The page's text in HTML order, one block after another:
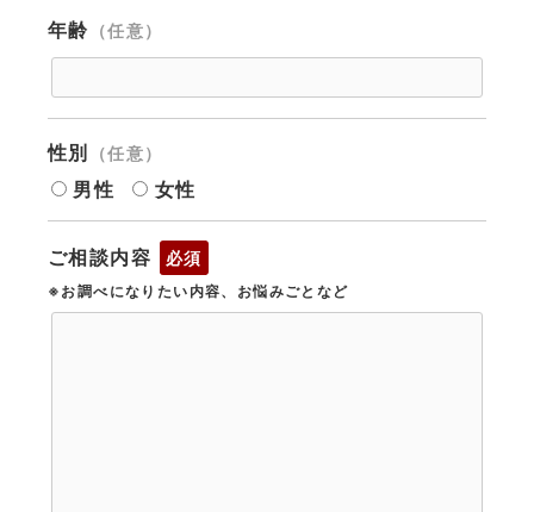
年齢 （任意）
性別 （任意）
男性 女性
ご相談内容 必須
※お調べになりたい内容、お悩みごとなど